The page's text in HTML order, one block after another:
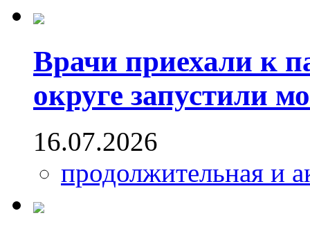
Врачи приехали к
округе запустили
16.07.2026
продолжительная и